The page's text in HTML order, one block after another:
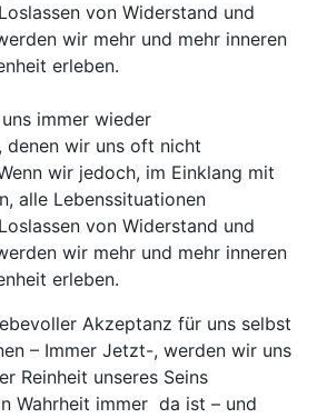
von Widerstand und
wir mehr und mehr inneren
erleben.
immer wieder
denen wir uns oft nicht
wir jedoch, im Einklang mit
alle Lebenssituationen
von Widerstand und
wir mehr und mehr inneren
erleben.
Akzeptanz für uns selbst
– Immer Jetzt-, werden wir uns
Reinheit unseres Seins
Wahrheit immer da ist – und